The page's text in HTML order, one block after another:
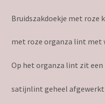
Bruidszakdoekje met roze
met roze organza lint met
Op het organza lint zit
satijnlint geheel